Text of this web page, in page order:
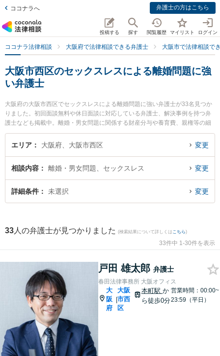
ココナラへ 弁護士の方はこちら
投稿する 探す 閲覧履歴 マイリスト ログイン
ココナラ法律相談 大阪府で法律相談できる弁護士 大阪市で法律相談で
大阪市西区のセックスレスによる離婚問題に強
い弁護士
大阪府の大阪市西区でセックスレスによる離婚問題に強い弁護士が33名見つか
りました。初回面談無料や休日面談に対応している弁護士、解決事例を持つ弁
護士なども掲載中。離婚・男女問題に関係する財産分与や養育費、親権等の細
かな分野での絞り込み検索もでき便利です。特に春田法律事務所 大阪オフィス
の戸田 雄太郎弁護士や土佐堀通り法律事務所の常谷 麻子弁護士、春田法律事務
る離婚問題のトラブルを今すぐに弁護士に相談したい』『セックスレスによる
離婚問題のトラブル解決の実績豊富な近くの弁護士を検索したい』『初回相談
無料でセックスレスによる離婚問題を法律相談できる大阪市西区内の弁護士に
エリア 大阪府、大阪市西区 変更
相談内容 離婚・男女問題、セックスレス 変更
詳細条件 未選択 変更
33 人の弁護士が見つかりました (検索結果について詳しくは こちら)
33件中 1-30件を表示
戸田 雄太郎 弁護士
春田法律事務所 大阪オフィス
大
阪
府
|
大阪
市西
区
本町駅 か
ら徒歩0分
営業時間：00:00~
23:59（平日）